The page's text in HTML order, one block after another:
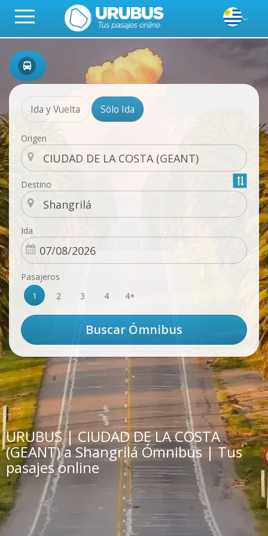
Ida y Vuelta Sólo Ida
Origen
Destino
Ida
Pasajeros
1
2 3 4 4+
URUBUS | CIUDAD DE LA COSTA
(GEANT) a Shangrilá Ómnibus | Tus
pasajes online